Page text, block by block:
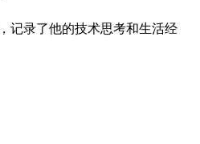
记录了他的技术思考和生活经